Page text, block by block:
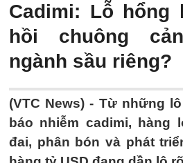
Cadimi: Lỗ hổng
hồi chuông
ngành sầu riêng?
(VTC News) - Từ những
báo nhiễm cadimi, hàng
đai, phân bón và phát